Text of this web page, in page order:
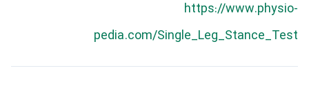
https://www.physio-
pedia.com/Single_Leg_Stance_Test